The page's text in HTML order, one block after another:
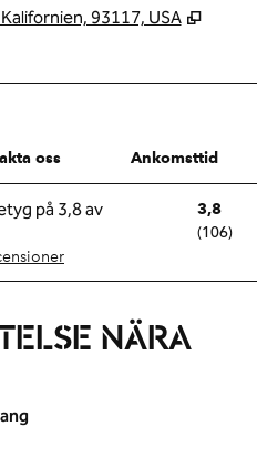
93117, USA ,
oss Ankomsttid
3,8
(106)
NÄRA